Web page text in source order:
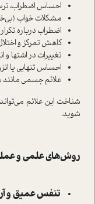
احساس اضطراب،
مشکلات خواب
اضطراب درباره
کاهش تمرکز و
تغییرات در اشتها و
احساس تنهایی یا
علائم جسمی
شناخت این علائم
شوید.
روش‌های علمی و
تنفس عمیق و